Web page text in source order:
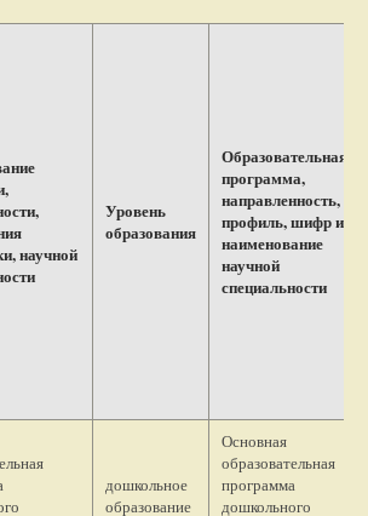
научной
Уровень
образования
Образовательная
программа,
направленность,
профиль, шифр и
наименование
научной
специальности
дошкольное
образование
Основная
образовательная
программа
дошкольного